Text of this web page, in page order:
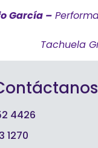
García –
Tachuela
4426
1270